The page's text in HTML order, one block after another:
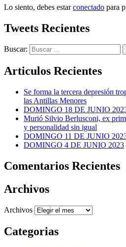
Lo siento, debes estarconectado para
Tweets Recientes
Buscar:
Articulos Recientes
Se forma la tercera depresión
las Antillas Menores
DOMINGO 18 DE JUNIO
Murió Silvio Berlusconi, ex
y personalidad sin igual
DOMINGO 11 DE JUNIO
DOMINGO 4 DE JUNIO 2023
Comentarios Recientes
Archivos
Archivos
Categorias